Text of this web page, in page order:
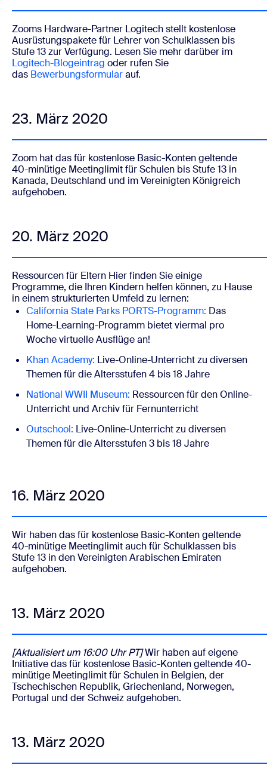
Zooms Hardware-Partner Logitech stellt kostenlose
Ausrüstungspakete für Lehrer von Schulklassen bis
Stufe 13 zur Verfügung. Lesen Sie mehr darüber im
Logitech-Blogeintrag oder rufen Sie
das Bewerbungsformularauf.
23. März 2020
Zoom hat das für kostenlose Basic-Konten geltende
40-minütige Meetinglimit für Schulen bis Stufe 13 in
Kanada, Deutschland und im Vereinigten Königreich
aufgehoben.
20. März 2020
Ressourcen für Eltern Hier finden Sie einige
Programme, die Ihren Kindern helfen können, zu Hause
in einem strukturierten Umfeld zu lernen:
California State Parks PORTS-Programm: Das
Home-Learning-Programm bietet viermal pro
Woche virtuelle Ausflüge an!
Khan Academy: Live-Online-Unterricht zu diversen
Themen für die Altersstufen 4 bis 18 Jahre
National WWII Museum: Ressourcen für den Online-
Unterricht und Archiv für Fernunterricht
Outschool: Live-Online-Unterrichtzu diversen
Themenfür die Altersstufen 3 bis 18 Jahre
16. März 2020
Wir haben das für kostenlose Basic-Konten geltende
40-minütige Meetinglimit auch für Schulklassen bis
Stufe 13 in den Vereinigten Arabischen Emiraten
aufgehoben.
13. März 2020
[Aktualisiert um 16:00 Uhr PT]Wir haben auf eigene
Initiative das für kostenlose Basic-Konten geltende 40-
minütige Meetinglimit für Schulen in Belgien, der
Tschechischen Republik, Griechenland, Norwegen,
Portugal und der Schweiz aufgehoben.
13. März 2020